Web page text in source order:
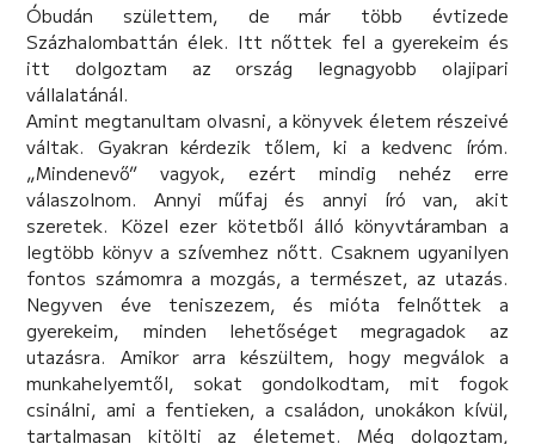
Óbudán születtem, de már több évtizede
Százhalombattán élek. Itt nőttek fel a gyerekeim és
itt dolgoztam az ország legnagyobb olajipari
vállalatánál.
Amint megtanultam olvasni, a könyvek életem részeivé
váltak. Gyakran kérdezik tőlem, ki a kedvenc íróm.
„Mindenevő” vagyok, ezért mindig nehéz erre
válaszolnom. Annyi műfaj és annyi író van, akit
szeretek. Közel ezer kötetből álló könyvtáramban a
legtöbb könyv a szívemhez nőtt. Csaknem ugyanilyen
fontos számomra a mozgás, a természet, az utazás.
Negyven éve teniszezem, és mióta felnőttek a
gyerekeim, minden lehetőséget megragadok az
utazásra. Amikor arra készültem, hogy megválok a
munkahelyemtől, sokat gondolkodtam, mit fogok
csinálni, ami a fentieken, a családon, unokákon kívül,
tartalmasan kitölti az életemet. Még dolgoztam,